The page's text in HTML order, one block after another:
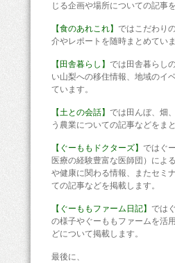
じる企画や場所についての記事
【食のあれこれ】 ではこだわり
介やレポートを随時まとめていま
【田舎暮らし】 では田舎暮らし
い山梨への移住情報、地域のイ
ています。
【土との会話】 では田んぼ、畑
う農業についての記事などをま
【ぐーももドクターズ】 ではぐ
医療の経験豊富な医師団）によ
や健康に関わる情報、またセミ
ての記事などを掲載します。
【ぐーももファーム日記】 では
の様子やぐーももファームを活
どについて掲載します。
最後に、